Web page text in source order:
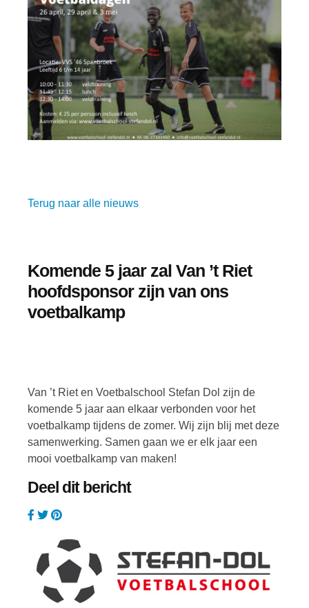
Terug naar alle nieuws
Komende 5 jaar zal Van ’t Riet
hoofdsponsor zijn van ons
voetbalkamp
Van ’t Riet en Voetbalschool Stefan Dol zijn de
komende 5 jaar aan elkaar verbonden voor het
voetbalkamp tijdens de zomer. Wij zijn blij met deze
samenwerking. Samen gaan we er elk jaar een
mooi voetbalkamp van maken!
Deel dit bericht